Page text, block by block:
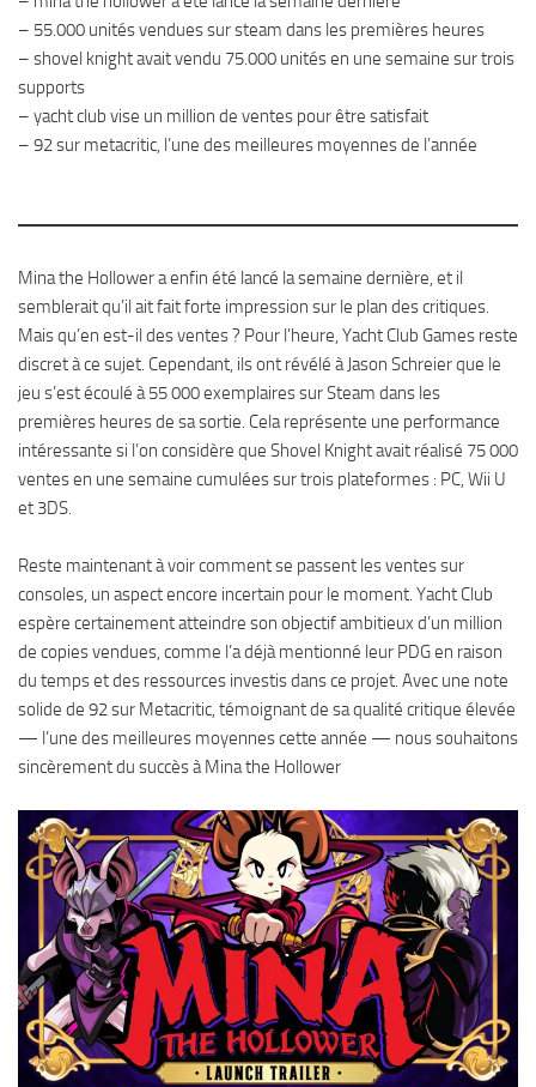
– 55.000 unités vendues sur steam dans les premières heures
– shovel knight avait vendu 75.000 unités en une semaine sur trois
supports
– yacht club vise un million de ventes pour être satisfait
– 92 sur metacritic, l’une des meilleures moyennes de l’année
Mina the Hollower a enfin été lancé la semaine dernière, et il
semblerait qu’il ait fait forte impression sur le plan des critiques.
Mais qu’en est-il des ventes ? Pour l’heure, Yacht Club Games reste
discret à ce sujet. Cependant, ils ont révélé à Jason Schreier que le
jeu s’est écoulé à 55 000 exemplaires sur Steam dans les
premières heures de sa sortie. Cela représente une performance
intéressante si l’on considère que Shovel Knight avait réalisé 75 000
ventes en une semaine cumulées sur trois plateformes : PC, Wii U
et 3DS.
Reste maintenant à voir comment se passent les ventes sur
consoles, un aspect encore incertain pour le moment. Yacht Club
espère certainement atteindre son objectif ambitieux d’un million
de copies vendues, comme l’a déjà mentionné leur PDG en raison
du temps et des ressources investis dans ce projet. Avec une note
solide de 92 sur Metacritic, témoignant de sa qualité critique élevée
— l’une des meilleures moyennes cette année — nous souhaitons
sincèrement du succès à Mina the Hollower